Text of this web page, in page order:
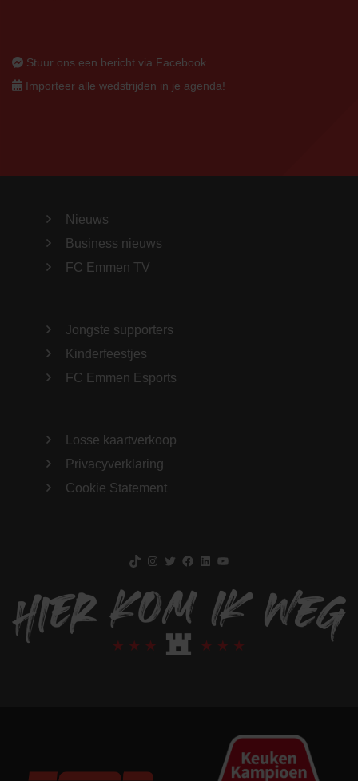
Stuur ons een bericht via Facebook
Importeer alle wedstrijden in je agenda!
Nieuws
Business nieuws
FC Emmen TV
Jongste supporters
Kinderfeestjes
FC Emmen Esports
Losse kaartverkoop
Privacyverklaring
Cookie Statement